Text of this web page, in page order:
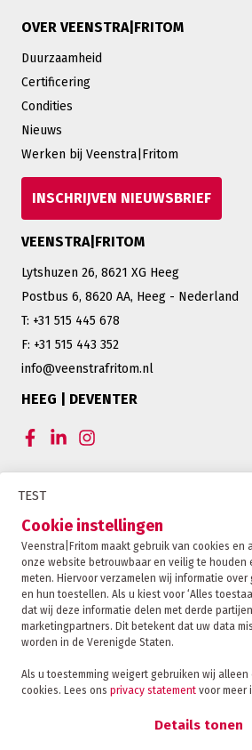
TEST
Cookie instellingen
Veenstra|Fritom maakt gebruik van cookies en
onze website betrouwbaar en veilig te houden
meten. Hiervoor verzamelen wij informatie
en hun toestellen. Als u kiest voor ‘Alles
dat wij deze informatie delen met derde
marketingpartners. Dit betekent dat uw data
worden in de Verenigde Staten.
Als u toestemming weigert gebruiken wij
cookies. Lees onsprivacy statement voor meer
Details tonen
OVER VEENSTRA|FRITOM
Duurzaamheid
Certificering
Condities
Nieuws
Werken bij Veenstra|Fritom
INSCHRIJVEN NIEUWSBRIEF
VEENSTRA|FRITOM
Lytshuzen 26, 8621 XG Heeg
Postbus 6, 8620 AA, Heeg - Nederland
T: +31 515 445 678
F: +31 515 443 352
info@veenstrafritom.nl
HEEG | DEVENTER
Veenstra|Fritom is onderdeel van